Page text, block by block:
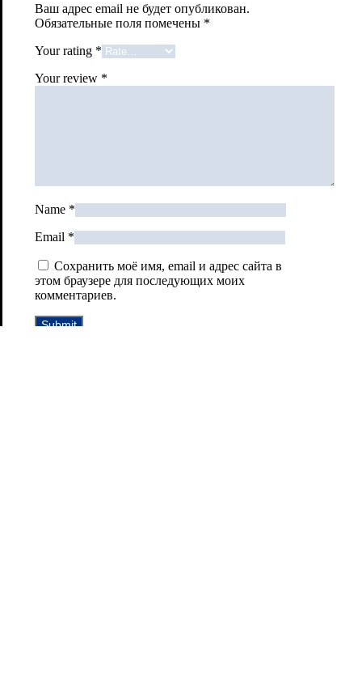
Ваш адрес email не будет опубликован.
Обязательные поля помечены *
Your rating *
Your review *
Name *
Email *
Сохранить моё имя, email и адрес сайта в
этом браузере для последующих моих
комментариев.